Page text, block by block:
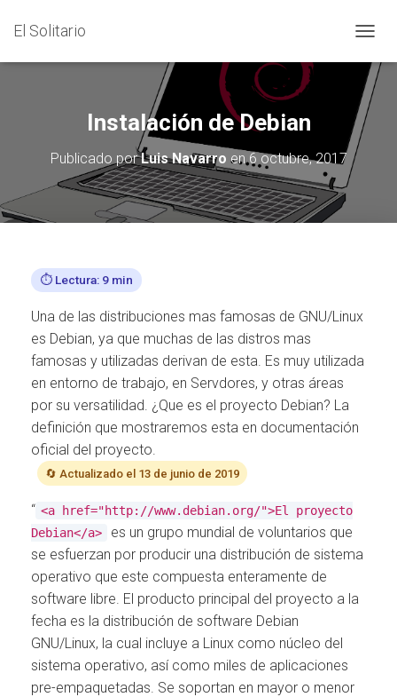
El Solitario
A
M
B
I
Instalación de Debian
Publicado porLuis Navarro en6 octubre, 2017
⏱️ Lectura: 9 min
Una de las distribuciones mas famosas de GNU/Linux
es Debian, ya que muchas de las distros mas
famosas y utilizadas derivan de esta. Es muy utilizada
en entorno de trabajo, en Servdores, y otras áreas
por su versatilidad. ¿Que es el proyecto Debian? La
definición que mostraremos esta en documentación
oficial del proyecto.
🔄 Actualizado el 13 de junio de 2019
“ <a href="http://www.debian.org/">El proyecto
Debian</a>
es un grupo mundial de voluntarios que
se esfuerzan por producir una distribución de sistema
operativo que este compuesta enteramente de
software libre. El producto principal del proyecto a la
fecha es la distribución de software Debian
GNU/Linux, la cual incluye a Linux como núcleo del
sistema operativo, así como miles de aplicaciones
pre-empaquetadas. Se soportan en mayor o menor